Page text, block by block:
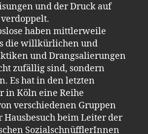
und der Druck auf
haben mittlerweile
die willkürlichen und
und Drangsalierungen
zufällig sind, sondern
Es hat in den letzten
in Köln eine Reihe
verschiedenen Gruppen
Hausbesuch beim Leiter der
SozialschnüfflerInnen